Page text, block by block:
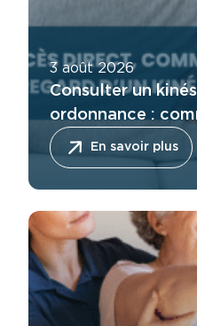
3 août 2026
Consulter un
ordonnance :
l’accès direct ?
En savoir plus